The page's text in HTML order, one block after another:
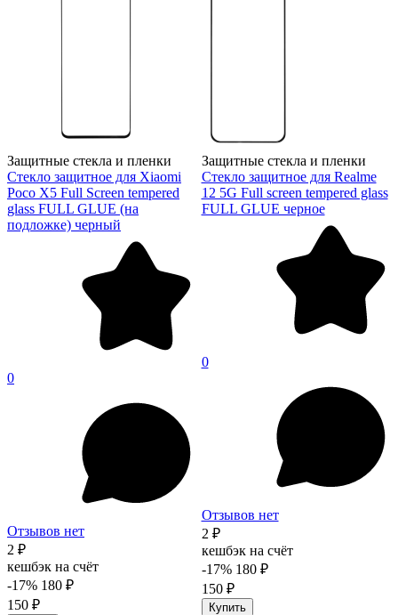
Защитные стекла и пленки
Стекло защитное для Xiaomi
Poco X5 Full Screen tempered
glass FULL GLUE (на
подложке) черный
0
Отзывов нет
2 ₽
кешбэк на счёт
-17% 180 ₽
150 ₽
Защитные стекла и пленки
Стекло защитное для Realme
12 5G Full screen tempered glass
FULL GLUE черное
0
Отзывов нет
2 ₽
кешбэк на счёт
-17% 180 ₽
150 ₽
Купить